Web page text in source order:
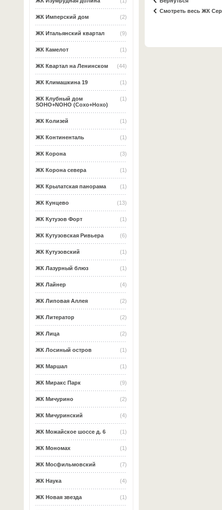
(2)
ЖК Имперский дом
(9)
ЖК Итальянский квартал
(1)
ЖК Камелот
(44)
ЖК Квартал на Ленинском
(1)
ЖК Климашкина 19
(1)
ЖК Клубный дом
SOHO+NOHO (Сохо+Нохо)
(1)
ЖК Колизей
(1)
ЖК Континенталь
(3)
ЖК Корона
(1)
ЖК Корона севера
(1)
ЖК Крылатская панорама
(13)
ЖК Кунцево
(1)
ЖК Кутузов Форт
(6)
ЖК Кутузовская Ривьера
(1)
ЖК Кутузовский
(1)
ЖК Лазурный блюз
(4)
ЖК Лайнер
(2)
ЖК Липовая Аллея
(2)
ЖК Литератор
(2)
ЖК Лица
(1)
ЖК Лосиный остров
(1)
ЖК Маршал
(9)
ЖК Миракс Парк
(2)
ЖК Мичурино
(4)
ЖК Мичуринский
(1)
ЖК Можайское шоссе д. 6
(1)
ЖК Мономах
(7)
ЖК Мосфильмовский
(4)
ЖК Наука
(1)
ЖК Новая звезда
Смотреть весь ЖК